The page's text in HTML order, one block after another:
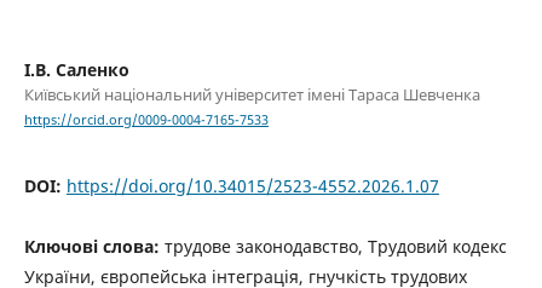
І.В. Саленко
Київський національний університет імені Тараса Шевченка
https://orcid.org/0009-0004-7165-7533
DOI: https://doi.org/10.34015/2523-4552.2026.1.07
Ключові слова: трудове законодавство, Трудовий кодекс
України, європейська інтеграція, гнучкість трудових